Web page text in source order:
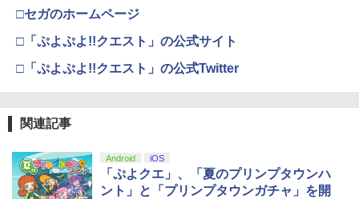
□セガのホームページ
□「ぷよぷよ!!クエスト」の公式サイト
□「ぷよぷよ!!クエスト」の公式Twitter
関連記事
Android iOS
「ぷよクエ」、「夏のプリンプタウンハ
ント」と「プリンプタウンガチャ」を開